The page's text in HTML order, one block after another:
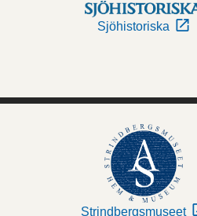
Sjöhistoriska
Strindbergsmuseet